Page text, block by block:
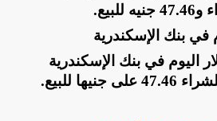
.
في بنك الإسكندرية
اليوم في بنك الإسكندرية
.